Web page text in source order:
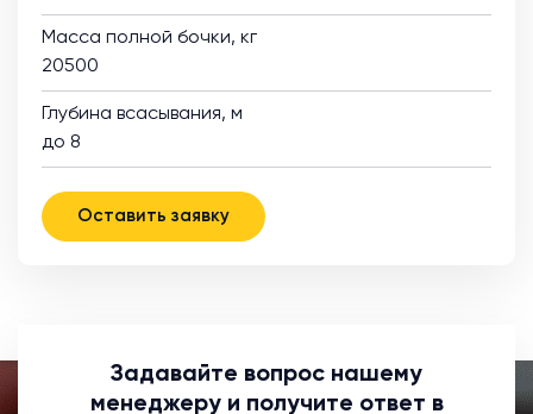
Масса полной бочки, кг
20500
Глубина всасывания, м
до 8
Оставить заявку
Задавайте вопрос нашему
менеджеру и получите ответ в